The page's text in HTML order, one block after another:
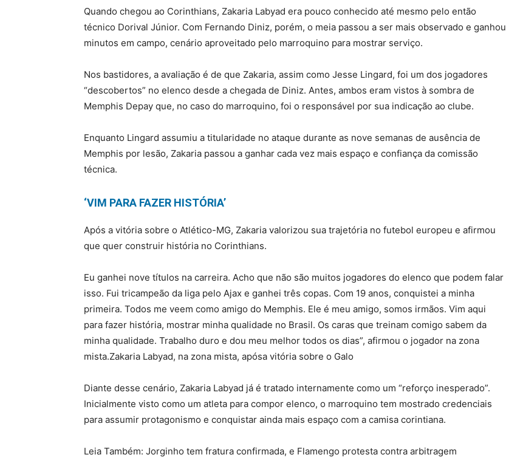
Quando chegou ao Corinthians, Zakaria Labyad era pouco conhecido até mesmo pelo então
técnico Dorival Júnior. Com Fernando Diniz, porém, o meia passou a ser mais observado e ganhou
minutos em campo, cenário aproveitado pelo marroquino para mostrar serviço.
Nos bastidores, a avaliação é de que Zakaria, assim como Jesse Lingard, foi um dos jogadores
“descobertos” no elenco desde a chegada de Diniz. Antes, ambos eram vistos à sombra de
Memphis Depay que, no caso do marroquino, foi o responsável por sua indicação ao clube.
Enquanto Lingard assumiu a titularidade no ataque durante as nove semanas de ausência de
Memphis por lesão, Zakaria passou a ganhar cada vez mais espaço e confiança da comissão
técnica.
‘VIM PARA FAZER HISTÓRIA’
Após a vitória sobre o Atlético-MG, Zakaria valorizou sua trajetória no futebol europeu e afirmou
que quer construir história no Corinthians.
Eu ganhei nove títulos na carreira. Acho que não são muitos jogadores do elenco que podem falar
isso. Fui tricampeão da liga pelo Ajax e ganhei três copas. Com 19 anos, conquistei a minha
primeira. Todos me veem como amigo do Memphis. Ele é meu amigo, somos irmãos. Vim aqui
para fazer história, mostrar minha qualidade no Brasil. Os caras que treinam comigo sabem da
minha qualidade. Trabalho duro e dou meu melhor todos os dias”, afirmou o jogador na zona
mista.Zakaria Labyad, na zona mista, apósa vitória sobre o Galo
Diante desse cenário, Zakaria Labyad já é tratado internamente como um “reforço inesperado”.
Inicialmente visto como um atleta para compor elenco, o marroquino tem mostrado credenciais
para assumir protagonismo e conquistar ainda mais espaço com a camisa corintiana.
Leia Também: Jorginho tem fratura confirmada, e Flamengo protesta contra arbitragem